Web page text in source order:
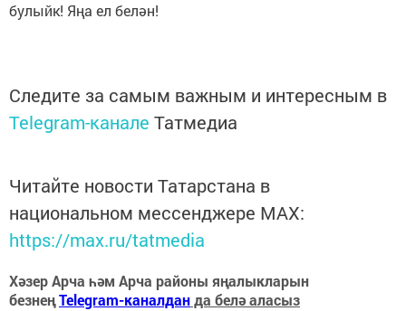
булыйк! Яңа ел белән!
Следите за самым важным и интересным в
Telegram-канале Татмедиа
Читайте новости Татарстана в
национальном мессенджере MАХ:
https://max.ru/tatmedia
Хәзер Арча һәм Арча районы яңалыкларын
безнеңTelegram-каналданда белә аласыз